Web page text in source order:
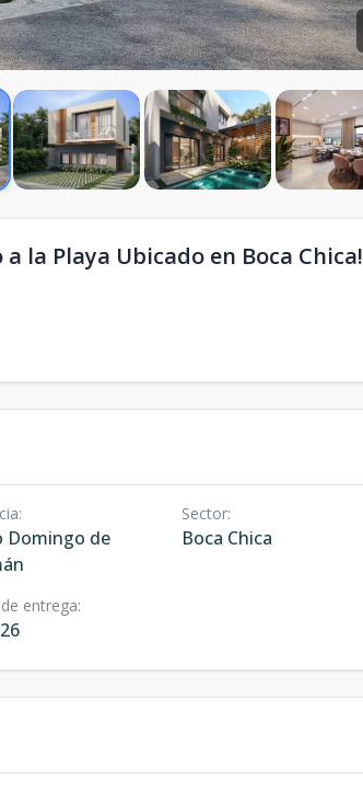
la Playa Ubicado en Boca Chica!
:
Domingo de
Sector:
Boca Chica
entrega: